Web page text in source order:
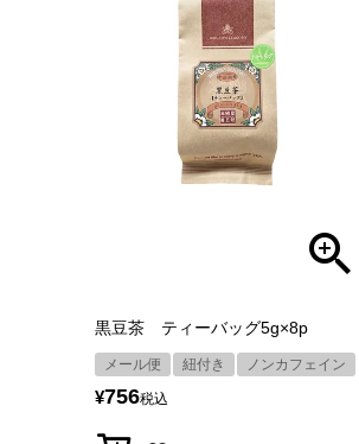
黒豆茶 ティーバッグ5g×8p
メール便 紐付き ノンカフェイン
¥756税込